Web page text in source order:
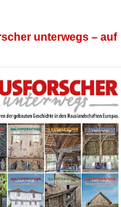
unterwegs – auf